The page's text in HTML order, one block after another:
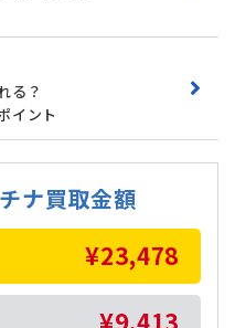
る？
イント
ナ買取金額
¥23,478